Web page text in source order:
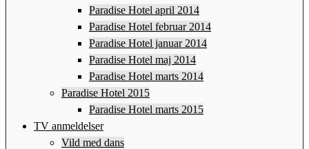
Paradise Hotel april 2014
Paradise Hotel februar 2014
Paradise Hotel januar 2014
Paradise Hotel maj 2014
Paradise Hotel marts 2014
Paradise Hotel 2015
Paradise Hotel marts 2015
TV anmeldelser
Vild med dans